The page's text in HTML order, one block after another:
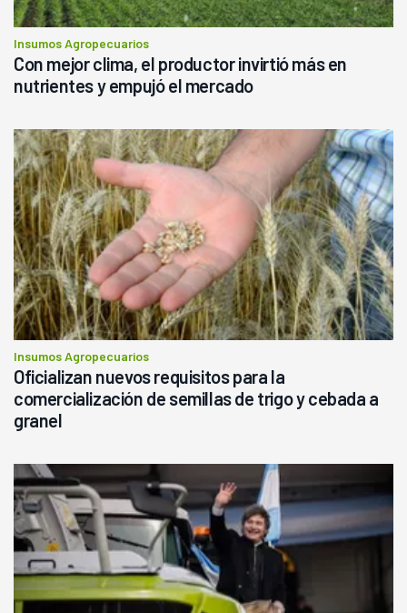
Insumos Agropecuarios
Con mejor clima, el productor invirtió más en
nutrientes y empujó el mercado
Insumos Agropecuarios
Oficializan nuevos requisitos para la
comercialización de semillas de trigo y cebada a
granel